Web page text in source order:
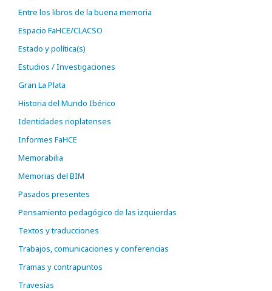
Entre los libros de la buena memoria
Espacio FaHCE/CLACSO
Estado y política(s)
Estudios / Investigaciones
Gran La Plata
Historia del Mundo Ibérico
Identidades rioplatenses
Informes FaHCE
Memorabilia
Memorias del BIM
Pasados presentes
Pensamiento pedagógico de las izquierdas
Textos y traducciones
Trabajos, comunicaciones y conferencias
Tramas y contrapuntos
Travesías